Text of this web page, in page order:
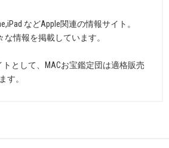
などApple関連の情報サイト。
な情報を掲載しています。
として、MACお宝鑑定団は適格販売
す。